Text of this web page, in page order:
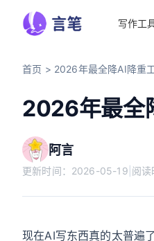
写作工
首页 > 2026年最全降AI降重
2026年最全
阿言
更新时间： 2026-05-19 阅
现在AI写东西真的太普遍